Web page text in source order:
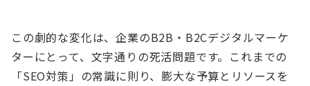
この劇的な変化は、企業のB2B・B2Cデジタルマーケ
ターにとって、文字通りの死活問題です。これまでの
「SEO対策」の常識に則り、膨大な予算とリソースを